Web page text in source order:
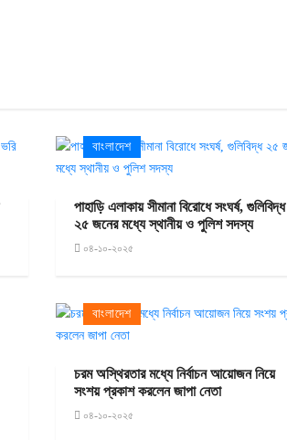
বাংলাদেশ
পাহাড়ি এলাকায় সীমানা বিরোধে সংঘর্ষ, গুলিবিদ্ধ
২৫ জনের মধ্যে স্থানীয় ও পুলিশ সদস্য
০৪-১০-২০২৫
বাংলাদেশ
চরম অস্থিরতার মধ্যে নির্বাচন আয়োজন নিয়ে
সংশয় প্রকাশ করলেন জাপা নেতা
০৪-১০-২০২৫